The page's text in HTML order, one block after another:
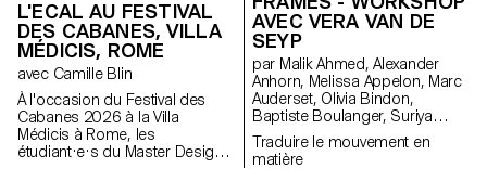
leur regard d’auteur tout en se
préparant aux exigences des
mandats éditoriaux et
commerciaux.
L'ECAL AU FESTIVAL
DES CABANES, VILLA
MÉDICIS, ROME
avec Camille Blin
À l'occasion du Festival des
Cabanes 2026 à la Villa
Médicis à Rome, les
étudiant·e·s du Master Design
AVEC VERA VAN DE
SEYP
par Malik Ahmed, Alexander
Anhorn, Melissa Appelon, Marc
Auderset, Olivia Bindon,
Baptiste Boulanger, Suriya
Brambilla, Diego Buccelloni,
Marta Casemi, Davia Ciccoli
Traduire le mouvement en
matière